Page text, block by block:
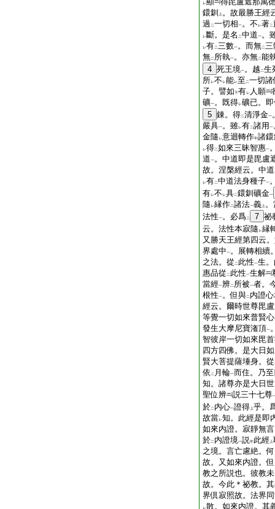
レ
鐶釧
上 。故最勝王經
過 二一切相一。不 レ著二
レ斷。是名 二中道一。
レ有二三數一。而無二三
無二 所執一。亦無二能
4 死王境一。越 二生
所レ不 レ能レ至 二一切諸
子。譬如下有レ 人願
礦一。既得レ礦已。
5 錬。得二清淨金一
嚴具一。雖レ有二諸用 一
金隨 レ意迴轉作中諸
レ得二如來三昧智惠一
道一。中道即是毘盧
故。涅槃經云。中
レ有二中道法身種子一
有レ不 レ具二鐶釧礦金一
隨 レ縁作二諸法一義 上 。
法性一。必爲二 7 祕
云。法性本寂隨 レ縁
又勝天王經第四云
界處中一。展轉相續
之法。從 二 此性一生
惠品從 二 此性一生解
當經一辨二 所被一者。
根性一。但與二 内證
經云。爾時世尊毘
等覺一切如來普賢心
發生大摩尼寶潅頂一
智彼岸一切如來毘
四方四佛。是大日
賢大菩提薩埵身。從
依 二 月輪一而住。乃
知。諸尊亦是大日
聖位辨
説三十七尊
於二 内心一證得 上乎。
故當レ知。此經是即
如來内證。寂靜無
於二 内證境一説中此經 上
之境。言亡慮絶。
故。又如來内證。
教之所説也。彼教未
故。今此＊祕教。
界倶寂照故。法界
レ散。如來内證。其